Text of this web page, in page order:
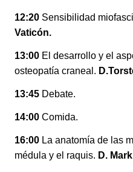
12:20 Sensibilidad
Vaticón.
13:00 El desarrollo y el
osteopatía craneal.
13:45 Debate.
14:00 Comida.
16:00 La anatomía de las
médula y el raquis. D.